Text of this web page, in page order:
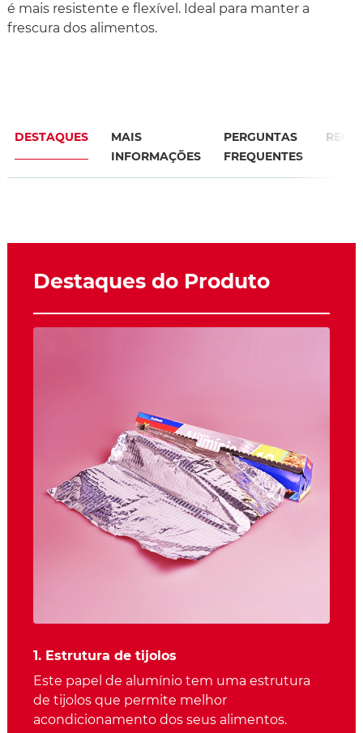
é mais resistente e flexível. Ideal para manter a
frescura dos alimentos.
DESTAQUES
MAIS
INFORMAÇÕES
PERGUNTAS
FREQUENTES
Destaques do Produto
1. Estrutura de tijolos
Este papel de alumínio tem uma estrutura
de tijolos que permite melhor
acondicionamento dos seus alimentos.